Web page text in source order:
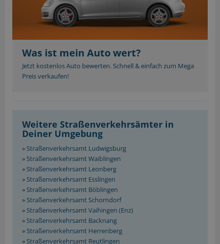
Was ist mein Auto wert?
Jetzt kostenlos Auto bewerten. Schnell & einfach zum Mega
Preis verkaufen!
Weitere Straßenverkehrsämter in
Deiner Umgebung
» Straßenverkehrsamt Ludwigsburg
» Straßenverkehrsamt Waiblingen
» Straßenverkehrsamt Leonberg
» Straßenverkehrsamt Esslingen
» Straßenverkehrsamt Böblingen
» Straßenverkehrsamt Schorndorf
» Straßenverkehrsamt Vaihingen (Enz)
» Straßenverkehrsamt Backnang
» Straßenverkehrsamt Herrenberg
» Straßenverkehrsamt Reutlingen